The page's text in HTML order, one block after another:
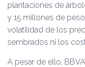
plantaciones de
y 15 millones de
volatilidad de los
sembrados ni los
A pesar de ello,